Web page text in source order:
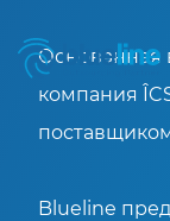
Основанная
компания
Blueline